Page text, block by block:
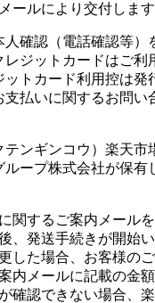
ールにより交付しま
確認（電話確認等）
ジットカードはご利
トカード利用控は発
払いに関するお問い
テンギンコウ）楽天
ープ株式会社が保有
関するご案内メール
、発送手続きが開始
した場合、お客様の
内メールに記載の金
確認できない場合、